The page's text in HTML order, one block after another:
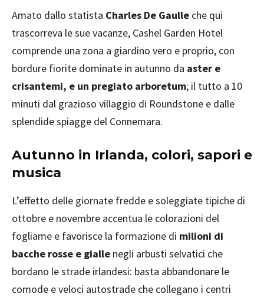
Amato dallo statista Charles De Gaulle che qui
trascorreva le sue vacanze, Cashel Garden Hotel
comprende una zona a giardino vero e proprio, con
bordure fiorite dominate in autunno da aster e
crisantemi, e un pregiato arboretum; il tutto a 10
minuti dal grazioso villaggio di Roundstone e dalle
splendide spiagge del Connemara.
Autunno in Irlanda, colori, sapori e
musica
L’effetto delle giornate fredde e soleggiate tipiche di
ottobre e novembre accentua le colorazioni del
fogliame e favorisce la formazione di milioni di
bacche rosse e gialle negli arbusti selvatici che
bordano le strade irlandesi: basta abbandonare le
comode e veloci autostrade che collegano i centri